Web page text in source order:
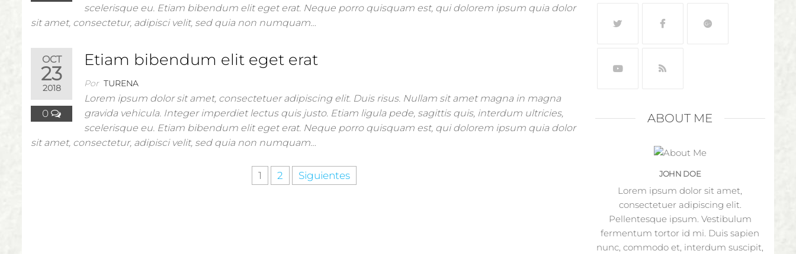
scelerisque eu. Etiam bibendum elit eget erat. Neque porro quisquam est, qui dolorem ipsum quia dolor
sit amet, consectetur, adipisci velit, sed quia non numquam…
OCT
23
2018
0
Etiam bibendum elit eget erat
Por TURENA
Lorem ipsum dolor sit amet, consectetuer adipiscing elit. Duis risus. Nullam sit amet magna in magna
gravida vehicula. Integer imperdiet lectus quis justo. Etiam ligula pede, sagittis quis, interdum ultricies,
scelerisque eu. Etiam bibendum elit eget erat. Neque porro quisquam est, qui dolorem ipsum quia dolor
sit amet, consectetur, adipisci velit, sed quia non numquam…
1 2 Siguientes
ABOUT ME
JOHN DOE
Lorem ipsum dolor sit amet,
consectetuer adipiscing elit.
Pellentesque ipsum. Vestibulum
fermentum tortor id mi. Duis sapien
nunc, commodo et, interdum suscipit,